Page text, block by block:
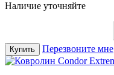
Наличие уточняйте
Купить Перезвоните мне